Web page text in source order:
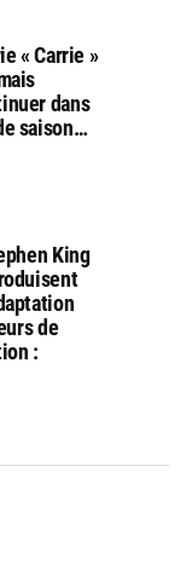
« Carrie »
dans
saison…
King
de
: